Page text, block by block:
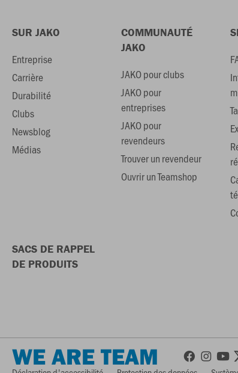
SUR JAKO
Entreprise
Carrière
Durabilité
Clubs
Newsblog
Médias
COMMUNAUTÉ
JAKO
JAKO pour clubs
JAKO pour
entreprises
JAKO pour
revendeurs
Trouver un revendeur
Ouvrir un Teamshop
SACS DE RAPPEL
DE PRODUITS
WE ARE TEAM